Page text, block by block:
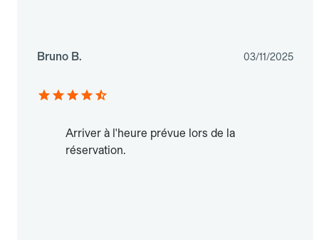
Bruno B. 03/11/2025
Arriver à l'heure prévue lors de la
réservation.